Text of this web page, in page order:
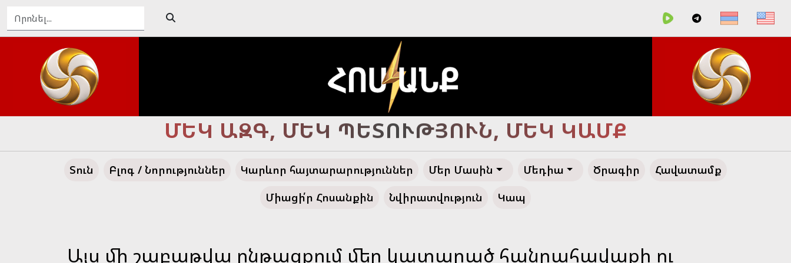
ԴԵՊԻ՛ ՄԵԾ ՀԱՅՔ, ԴԵՊԻ՛ ՓԱՌԱՀԵՂ ԱՊԱԳԱ
Տուն Բլոգ / Նորություններ Կարևոր հայտարարություններ Մեր Մասին Մեդիա Ծրագիր
Հավատամք
Միացի՛ր Հոսանքին
Նվիրատվություն Կապ
Այս մի շաբաթվա ընթացքում մեր կատարած հանրահավաքի ու